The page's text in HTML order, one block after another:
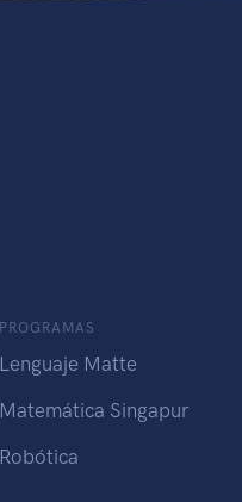
PROGRAMAS
Lenguaje Matte
Matemática Singapur
Robótica